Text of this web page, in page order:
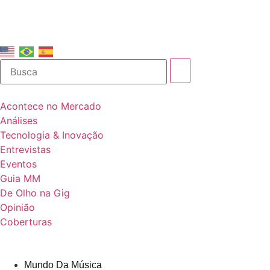
Acontece no Mercado
Análises
Tecnologia & Inovação
Entrevistas
Eventos
Guia MM
De Olho na Gig
Opinião
Coberturas
Mundo Da Música